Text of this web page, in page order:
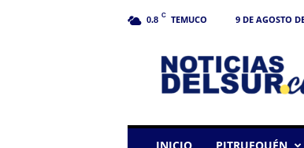
0.8 C TEMUCO 9 DE AGOSTO